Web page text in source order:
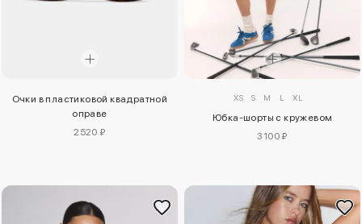
Очки в пластиковой квадратной
оправе
2520 ₽
XS S M L XL
Юбка-шорты с кружевом
3100 ₽